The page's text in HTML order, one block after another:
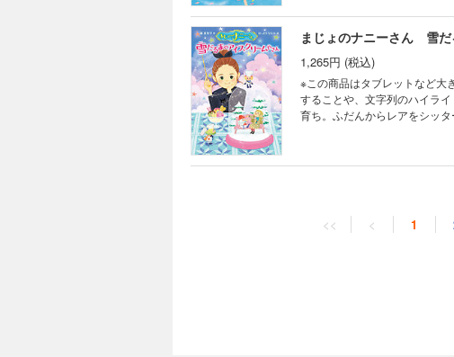
たり、イルカと人魚のお友だ
まじょのナニーさん 雪だ
1,265円 (税込)
※この商品はタブレットなど大
することや、文字列のハイライト、検
育ち。ふだんからレアをシッ
われて…。魔法を通じて、新
※この商品はタブレットなど
ダンスの合宿練習に行けなく
家政婦のナニーさん。ナニー
った子を助けるため、カナは
<< < 1